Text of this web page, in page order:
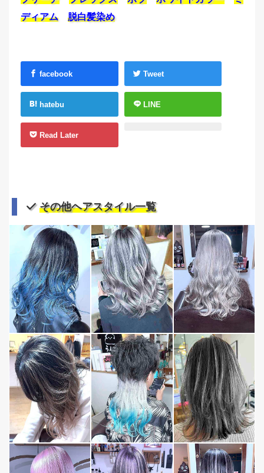
ディアム
脱白髪染め
facebook Tweet
hatebu LINE
Read Later
その他ヘアスタイル一覧